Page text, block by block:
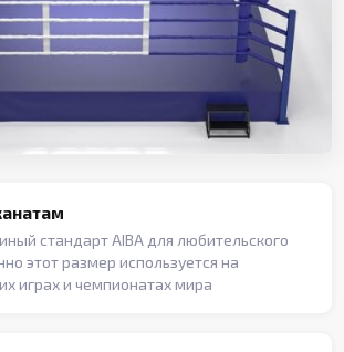
стандарт AIBA для любительского
этот размер используется на
играх и чемпионатах мира